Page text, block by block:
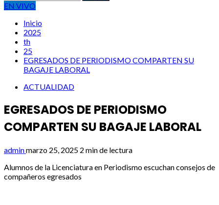
EN VIVO
Inicio
2025
th
25
EGRESADOS DE PERIODISMO COMPARTEN SU
BAGAJE LABORAL
ACTUALIDAD
EGRESADOS DE PERIODISMO
COMPARTEN SU BAGAJE LABORAL
adminmarzo 25, 2025 2 min de lectura
Alumnos de la Licenciatura en Periodismo escuchan consejos de
compañeros egresados